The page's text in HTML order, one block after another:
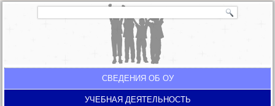
СВЕДЕНИЯ ОБ ОУ
УЧЕБНАЯ ДЕЯТЕЛЬНОСТЬ